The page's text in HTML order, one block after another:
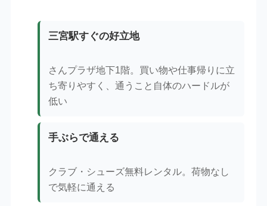
三宮駅すぐの好立地
さんプラザ地下1階。買い物や仕事帰りに立
ち寄りやすく、通うこと自体のハードルが
低い
手ぶらで通える
クラブ・シューズ無料レンタル。荷物なし
で気軽に通える